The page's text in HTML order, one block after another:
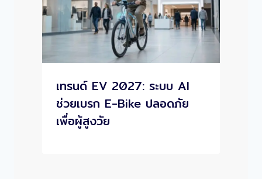
เทรนด์ EV 2027: ระบบ AI
ช่วยเบรก E-Bike ปลอดภัย
เพื่อผู้สูงวัย